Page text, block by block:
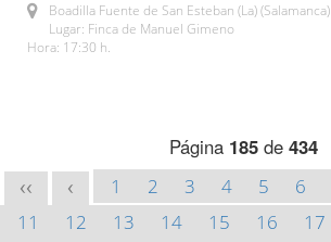
Boadilla Fuente de San Esteban (La) (Salamanca)
Lugar: Finca de Manuel Gimeno
Hora: 17:30 h.
Página 185de 434
<< < 1 2 3 4 5 6
11
12 13 14 15 16 17